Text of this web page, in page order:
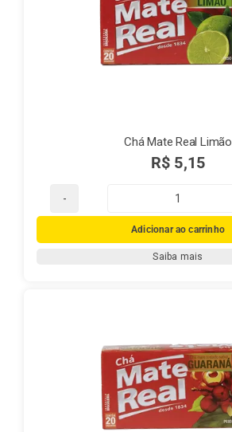
Chá Mate Real Limão
R$ 5,15
Chá
Mate
Real
Adicionar ao carrinho
Saiba mais